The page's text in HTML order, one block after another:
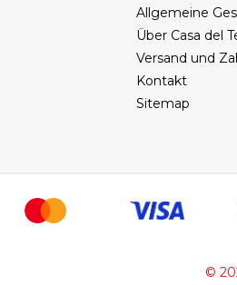
Allgemeine
Über Casa del
Versand und
Kontakt
Sitemap
©